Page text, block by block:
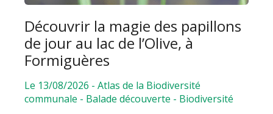
Découvrir la magie des papillons
de jour au lac de l’Olive, à
Formiguères
Le 13/08/2026 - Atlas de la Biodiversité
communale - Balade découverte - Biodiversité